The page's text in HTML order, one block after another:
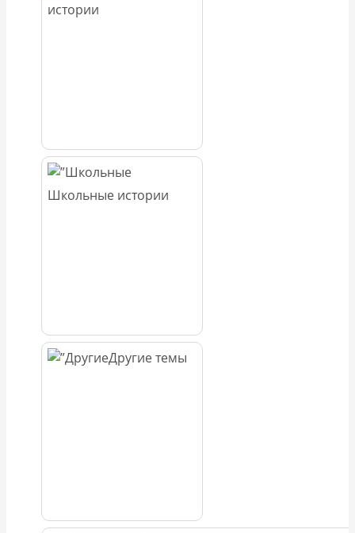
истории
Школьные истории
Другие темы